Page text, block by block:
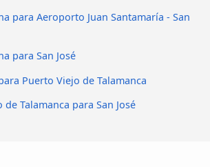
para Aeroporto Juan Santamaría - San
para San José
Puerto Viejo de Talamanca
Talamanca para San José